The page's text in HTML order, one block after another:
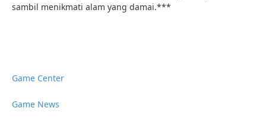
sambil menikmati alam yang damai.***
Game Center
Game News